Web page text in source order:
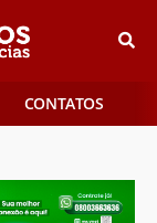
CONTATOS